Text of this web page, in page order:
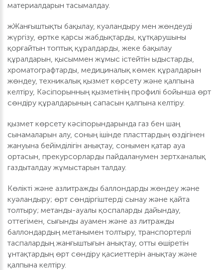
материалдарын тасымалдау.
жЖанғыштықты бақылау, куәландыру мен жөндеуді
жүргізу, өртке қарсы жабдықтарды, құтқарушыны
қорғайтын топтық құралдарды, жеке бақылау
құралдарын, қысыммен жұмыс істейтін ыдыстарды,
хроматографтарды, медициналық көмек құралдарын
жөндеу, техникалық қызмет көрсету және қалпына
келтіру, Кәсіпорынның қызметінің профилі бойынша өрт
сөндіру құралдарының сапасын қалпына келтіру.
қызмет көрсету кәсіпорындарында газ бен шаң
сынамаларын алу, соның ішінде пласттардың өздігінен
жануына бейімділігін анықтау, сонымен қатар ауа
ортасын, прекурсорларды пайдаланумен зертханалық
газдыталдау жұмыстарын талдау.
Көлікті және азлитражды баллондарды жөндеу және
куәландыру; өрт сөндіргіштерді сынау және қайта
толтыру; метанды-ауалы қоспаларды дайындау,
оттегімен, сығынды ауамен және аз литражды
баллондардың метанымен толтыру, транспортерлі
таспалардың жанғыштығын анықтау, отты өшіретін
ұнтақтардың өрт сөндіру қасиеттерін анықтау және
қалпына келтіру.